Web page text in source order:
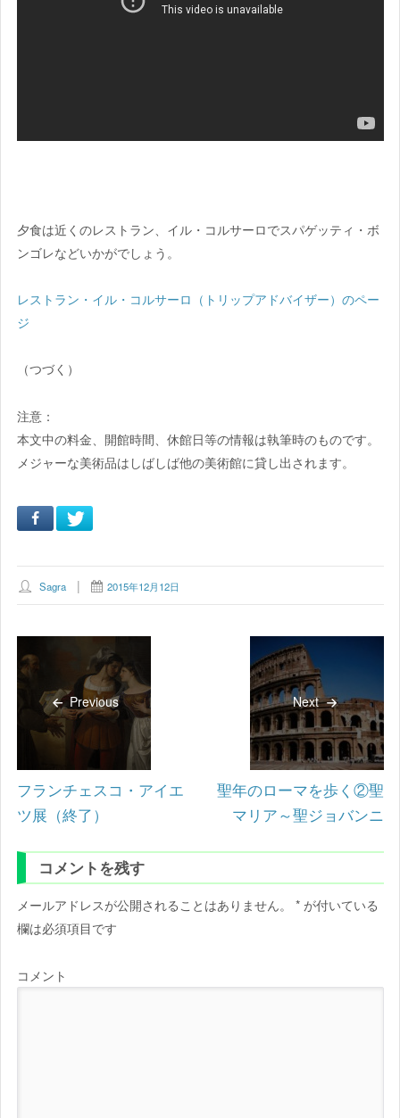
夕食は近くのレストラン、イル・コルサーロでスパゲッティ・ボ
ンゴレなどいかがでしょう。
レストラン・イル・コルサーロ（トリップアドバイザー）のペー
ジ
（つづく）
注意：
本文中の料金、開館時間、休館日等の情報は執筆時のものです。
メジャーな美術品はしばしば他の美術館に貸し出されます。
Sagra 2015年12月12日
Previous
フランチェスコ・アイエ
ツ展（終了）
Next
聖年のローマを歩く②聖
マリア～聖ジョバンニ
コメントを残す
メールアドレスが公開されることはありません。 *が付いている
欄は必須項目です
コメント